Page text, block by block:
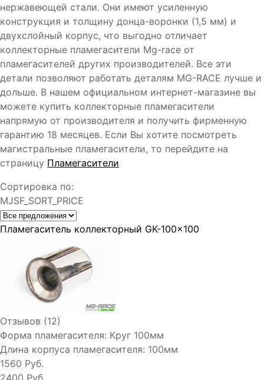
нержавеющей стали. Они имеют усиленную
конструкция и толщину донца-воронки (1,5 мм) и
двухслойный корпус, что выгодно отличает
коллекторные пламегасители Mg-race от
пламегасителей других производителей. Все эти
детали позволяют работать деталям MG-RACE лучше и
дольше. В нашем официальном интернет-магазине вы
можете купить коллекторные пламегасители
напрямую от производителя и получить фирменную
гарантию 18 месяцев. Если Вы хотите посмотреть
магистральные пламегасители, то перейдите на
страницу Пламегасители
Сортировка по:
MJSF_SORT_PRICE
Пламегаситель коллекторный GK-100x100
Отзывов (12)
Форма пламегасителя: Круг 100мм
Длина корпуса пламегасителя: 100мм
1560 Руб.